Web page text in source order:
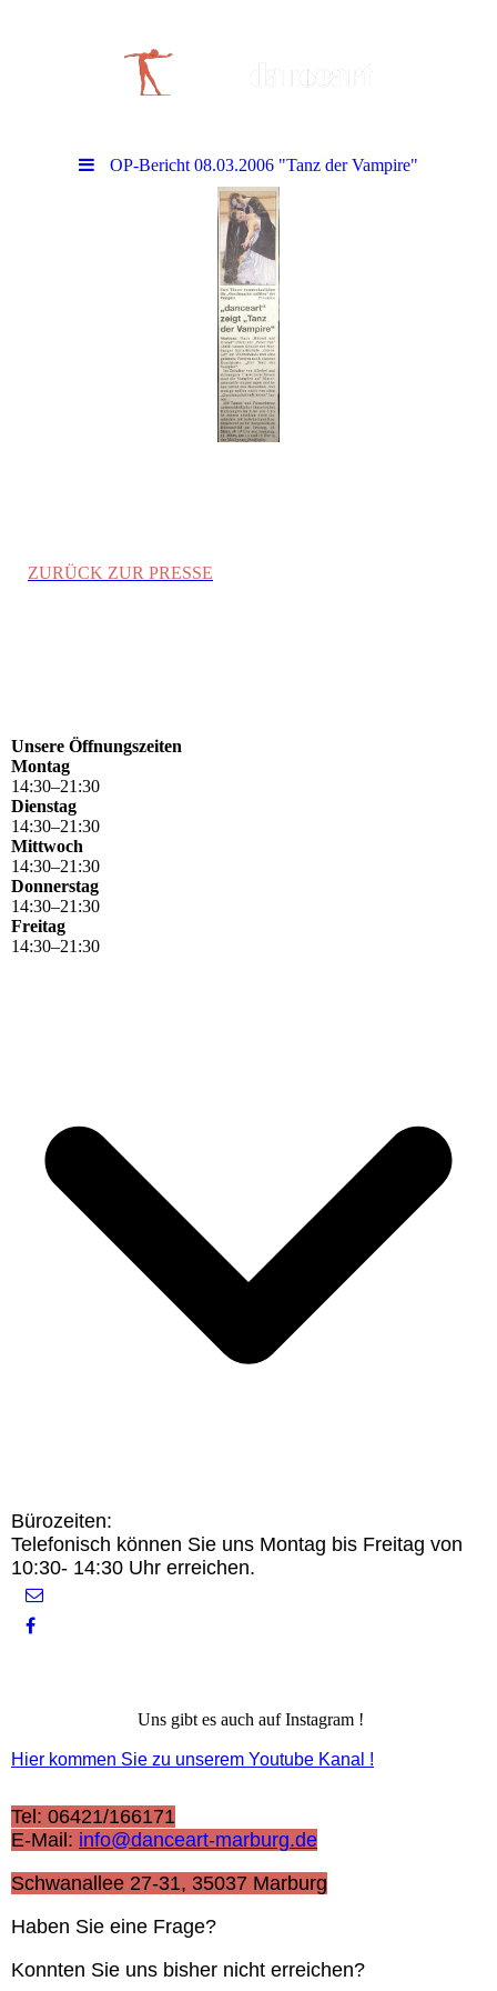
OP-Bericht 08.03.2006 "Tanz der Vampire"
ZURÜCK ZUR PRESSE
Unsere Öffnungszeiten
Montag
14:30–21 :30
Dienstag
14:30–21 :30
Mittwoch
14:30–21 :30
Donnerstag
14:30–21 :30
Freitag
14:30–21 :30
Bürozeiten:
Telefonisch können Sie uns Montag bis Freitag von
10:30- 14:30 Uhr erreichen.
Uns gibt es auch auf Instagram !
Hier kommen Sie zu unserem Youtube Kanal !
Tel: 06421/166171
E-Mail: info@danceart-marburg.de
Schwanallee 27-31, 35037 Marburg
Haben Sie eine Frage?
Konnten Sie uns bisher nicht erreichen?